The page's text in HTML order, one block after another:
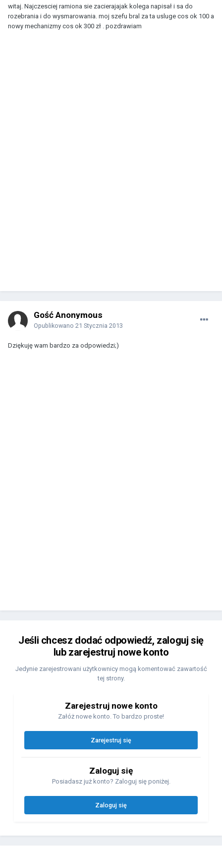
witaj. Najczesciej ramiona sie zacierajajak kolega napisał i sa do
rozebrania i do wysmarowania. moj szefu bral za ta usluge cos ok 100 a
nowy mechanizmy cos ok 300 zł . pozdrawiam
Gość Anonymous
Opublikowano 21 Stycznia 2013
Dziękuję wam bardzo za odpowiedzi;)
Jeśli chcesz dodać odpowiedź, zaloguj się
lub zarejestruj nowe konto
Jedynie zarejestrowani użytkownicy mogą komentować zawartość
tej strony.
Zarejestruj nowe konto
Załóż nowe konto. To bardzo proste!
Zarejestruj się
Zaloguj się
Posiadasz już konto? Zaloguj się poniżej.
Zaloguj się